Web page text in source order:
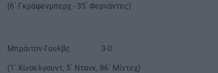
(6΄ Γκράφενμπερχ - 35΄ Φερνάντες)
Μπράιτον-Γουλβς 3-0
(1΄ Χίνσελγουντ, 5΄ Ντανκ, 86΄ Μίντεχ)